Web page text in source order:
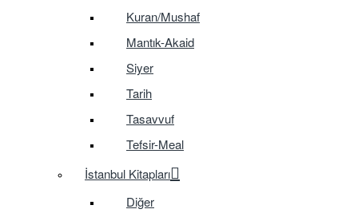
Kuran/Mushaf
Mantık-Akaid
Siyer
Tarih
Tasavvuf
Tefsir-Meal
İstanbul Kitapları
Diğer